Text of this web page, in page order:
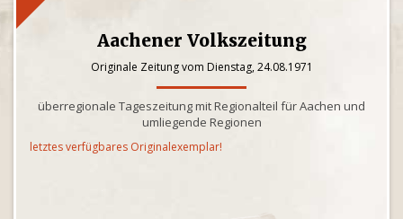
Aachener Volkszeitung
Originale Zeitung vom Dienstag, 24.08.1971
überregionale Tageszeitung mit Regionalteil für Aachen und
umliegende Regionen
letztes verfügbares Originalexemplar!